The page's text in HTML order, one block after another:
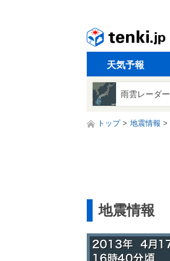
天気予報
雨雲レーダー
トップ 地震情報
地震情報